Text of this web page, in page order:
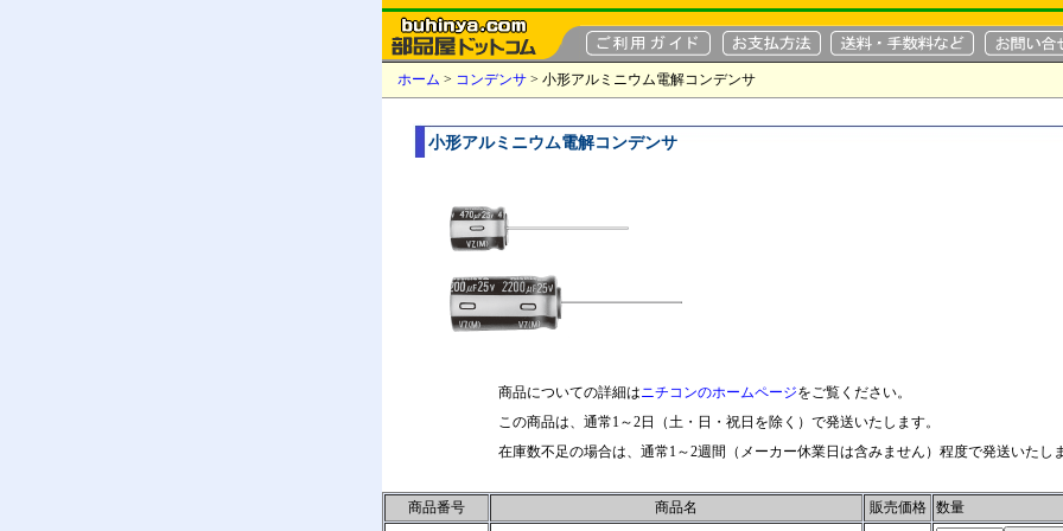
ホーム > コンデンサ > 小形アルミニウム電解コンデンサ
小形アルミニウム電解コンデンサ
商品についての詳細はニチコンのホームページをご覧ください。
この商品は、通常1～2日（土・日・祝日を除く）で発送いたします。
在庫数不足の場合は、通常1～2週間（メーカー休業日は含みません）程度で発送いたし
商品番号 商品名 販売価格 数量